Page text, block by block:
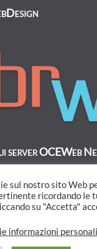
server OCEWeb
sul nostro sito Web
ricordando le
su "Accetta"
informazioni personali